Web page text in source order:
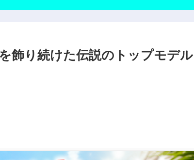
飾り続けた伝説のトップモデル